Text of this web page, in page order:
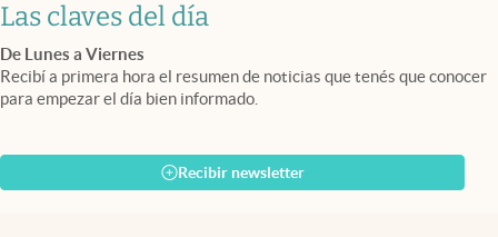
Las claves del día
De Lunes a Viernes
Recibí a primera hora el resumen de noticias que tenés que conocer
para empezar el día bien informado.
Recibir newsletter